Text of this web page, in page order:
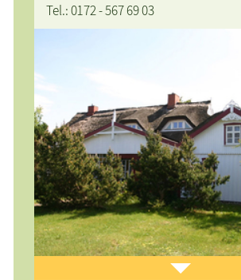
Tel.: 0172 - 567 69 03